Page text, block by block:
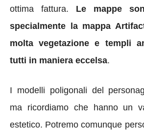
ottima fattura. Le mappe
specialmente la mappa
molta vegetazione e templi
tutti in maniera eccelsa.
I modelli poligonali del
ma ricordiamo che hanno un
estetico. Potremo comunque